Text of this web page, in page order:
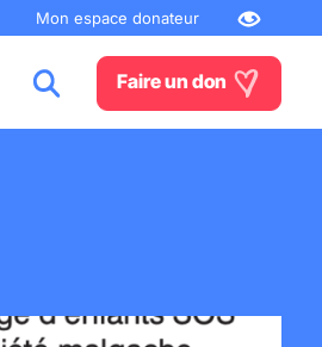
Mon espace donateur
Faire un don